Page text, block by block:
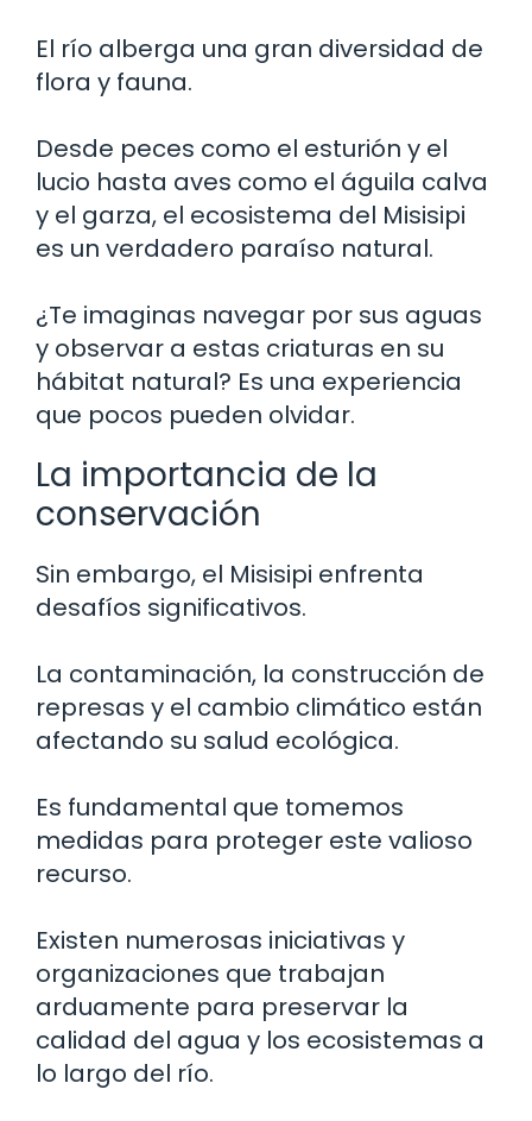
El río alberga una gran diversidad de
flora y fauna.
Desde peces como el esturión y el
lucio hasta aves como el águila calva
y el garza, el ecosistema del Misisipi
es un verdadero paraíso natural.
¿Te imaginas navegar por sus aguas
y observar a estas criaturas en su
hábitat natural? Es una experiencia
que pocos pueden olvidar.
La importancia de la
conservación
Sin embargo, el Misisipi enfrenta
desafíos significativos.
La contaminación, la construcción de
represas y el cambio climático están
afectando su salud ecológica.
Es fundamental que tomemos
medidas para proteger este valioso
recurso.
Existen numerosas iniciativas y
organizaciones que trabajan
arduamente para preservar la
calidad del agua y los ecosistemas a
lo largo del río.